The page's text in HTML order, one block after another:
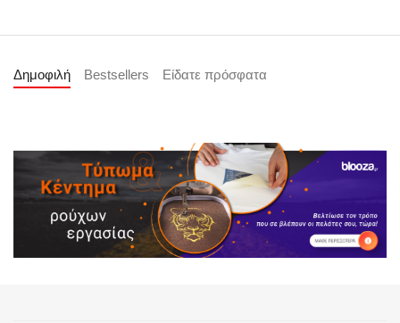
Δημοφιλή Bestsellers Είδατε πρόσφατα